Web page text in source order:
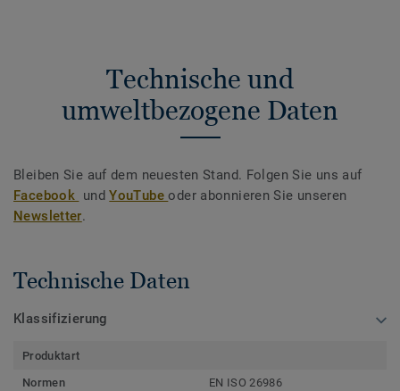
Technische und
umweltbezogene Daten
Bleiben Sie auf dem neuesten Stand. Folgen Sie uns auf
Facebook undYouTubeoder abonnieren Sie unseren
Newsletter.
Technische Daten
Klassifizierung
Produktart
Normen
EN ISO 26986